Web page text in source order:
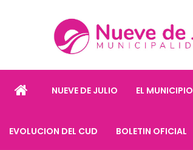
NUEVE DE JULIO EL MUNICIPIO
EVOLUCION DEL CUD BOLETIN OFICIAL